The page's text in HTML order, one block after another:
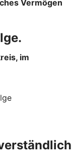
Vermögen
im